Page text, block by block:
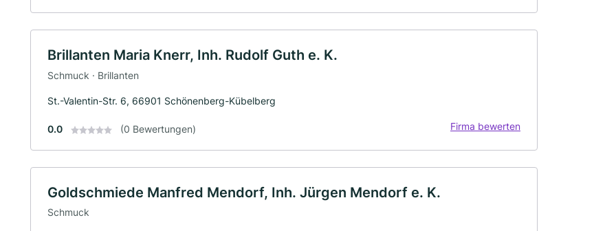
Brillanten Maria Knerr, Inh. Rudolf Guth e. K.
Schmuck · Brillanten
St.-Valentin-Str. 6, 66901 Schönenberg-Kübelberg
0.0 (0 Bewertungen) Firma bewerten
Goldschmiede Manfred Mendorf, Inh. Jürgen Mendorf e. K.
Schmuck